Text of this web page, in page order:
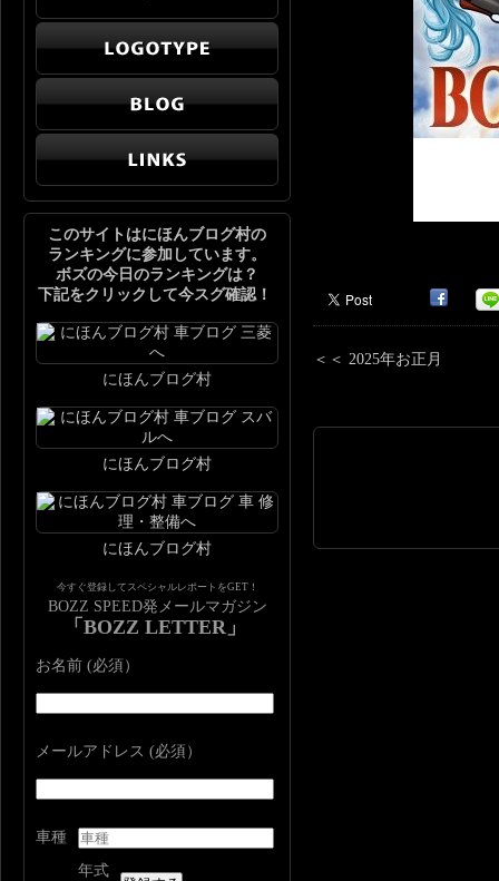
＜＜ 2025年お正月
このサイトはにほんブログ村の
ランキングに参加しています。
ボズの今日のランキングは？
下記をクリックして今スグ確認！
にほんブログ村
にほんブログ村
にほんブログ村
今すぐ登録してスペシャルレポートをGET！
BOZZ SPEED発メールマガジン
「BOZZ LETTER」
お名前 (必須）
メールアドレス (必須）
車種
年式